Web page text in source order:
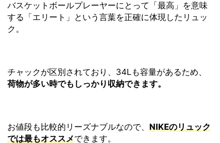
バスケットボールプレーヤーにとって「最高」を意味
する「エリート」という言葉を正確に体現したリュッ
ク。
チャックが区別されており、34Lも容量があるため、
荷物が多い時でもしっかり収納できます。
お値段も比較的リーズナブルなので、 NIKEのリュック
では最もオススメできます。